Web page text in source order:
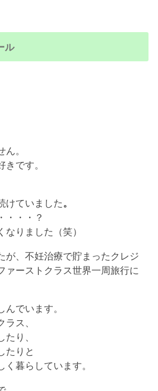
ル
。
です。
けていました。
・・・？
りました（笑）
が、不妊治療で貯まった クレジ
ァーストクラス世界一周旅行に
でいます。
ス、
たり、
たりと
暮らしています。